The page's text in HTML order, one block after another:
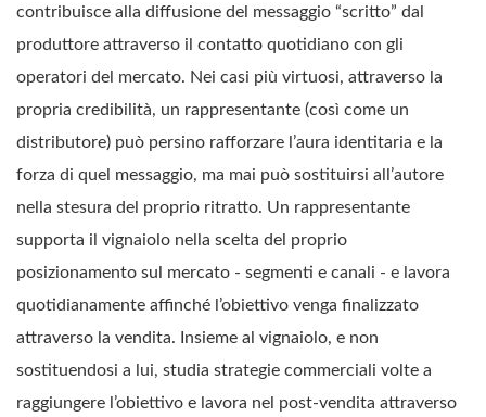
contribuisce alla diffusione del messaggio “scritto” dal
produttore attraverso il contatto quotidiano con gli
operatori del mercato. Nei casi più virtuosi, attraverso la
propria credibilità, un rappresentante (così come un
distributore) può persino rafforzare l’aura identitaria e la
forza di quel messaggio, ma mai può sostituirsi all’autore
nella stesura del proprio ritratto. Un rappresentante
supporta il vignaiolo nella scelta del proprio
posizionamento sul mercato - segmenti e canali - e lavora
quotidianamente affinché l’obiettivo venga finalizzato
attraverso la vendita. Insieme al vignaiolo, e non
sostituendosi a lui, studia strategie commerciali volte a
raggiungere l’obiettivo e lavora nel post-vendita attraverso